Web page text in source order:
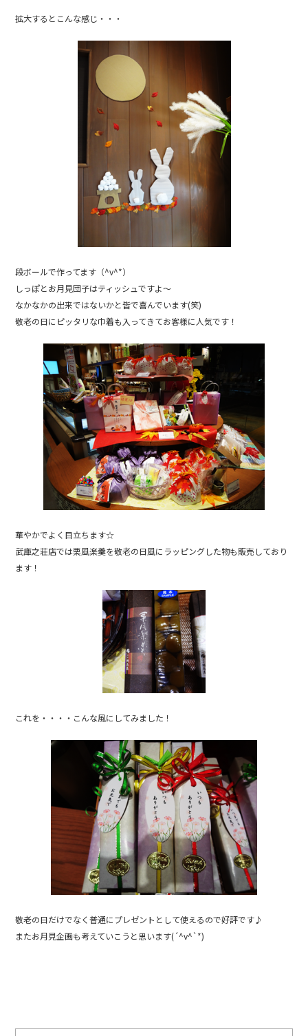
拡大するとこんな感じ・・・
段ボールで作ってます（^v^*）
しっぽとお月見団子はティッシュですよ～
なかなかの出来ではないかと皆で喜んでいます(笑)
敬老の日にピッタリな巾着も入ってきてお客様に人気です！
華やかでよく目立ちます☆
武庫之荘店では栗風楽羹を敬老の日風にラッピングした物も販売しており
ます！
これを・・・・こんな風にしてみました！
敬老の日だけでなく普通にプレゼントとして使えるので好評です♪
またお月見企画も考えていこうと思います(´^v^`*)